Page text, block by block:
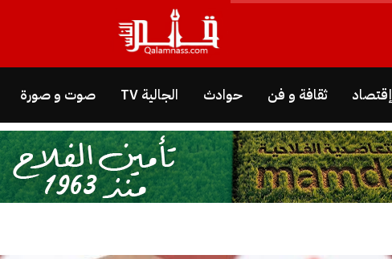
إقتصاد ثقافة و فن حوادث الجالية TV صوت و صورة